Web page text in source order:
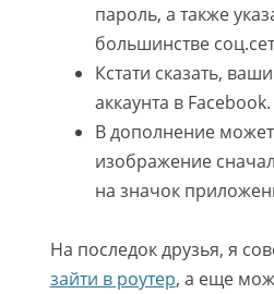
пароль, а также
большинстве
Кстати сказать,
аккаунта в Facebook.
В дополнение
изображение
на значок
На последок друзья, я
зайти в роутер, а еще